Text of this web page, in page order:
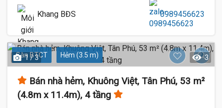
Khang BĐS 0989456623
Sàn BTCT Hẻm (3.5 m)
1 / 3 3
Bán nhà hẻm, Khuông Việt, Tân Phú, 53 m²
(4.8m x 11.4m), 4 tầng